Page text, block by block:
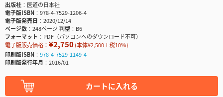
出版社
医道の日本社
電子版ISBN
978-4-7529-1206-4
電子版発売日
2020/12/14
ページ数
248ページ判型
B6
フォーマット
PDF（パソコンへのダウンロード不可）
電子版販売価格： ¥2,750(本体¥2,500＋税10％)
印刷版ISBN
978-4-7529-1149-4
印刷版発行年月
2016/01
カートに入れる